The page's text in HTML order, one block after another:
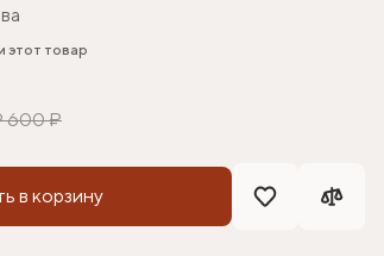
этот товар
600 ₽
в корзину